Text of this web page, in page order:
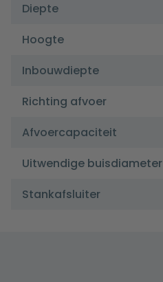
Diepte
Hoogte
Inbouwdiepte
Richting afvoer
Afvoercapaciteit
Uitwendige buisdiameter
Stankafsluiter